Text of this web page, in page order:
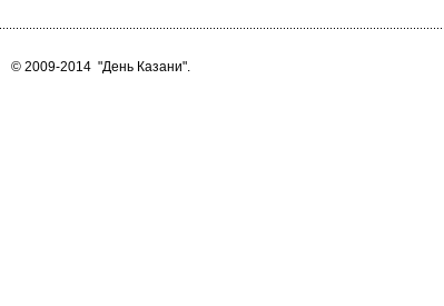
© 2009-2014 "День Казани".